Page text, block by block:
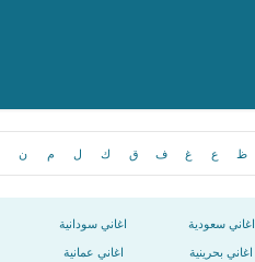
ظ ع غ ف ق ك ل م ن
اغاني سعودية اغاني سودانية
اغاني بحرينية اغاني عمانية